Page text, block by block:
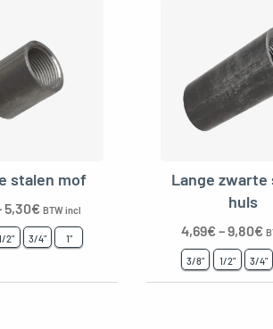
stalen mof
5,30€ BTW incl
2" 3/4" 1"
Lange zwarte
huls
4,69€–9,80€
3/8" 1/2" 3/4"